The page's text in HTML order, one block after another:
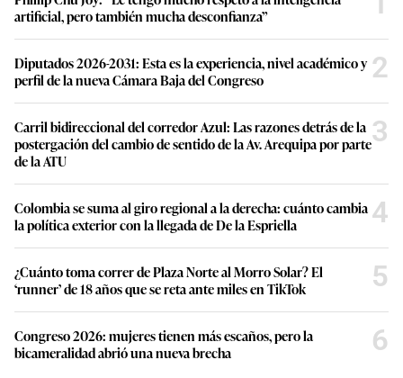
artificial, pero también mucha desconfianza”
Diputados 2026-2031: Esta es la experiencia, nivel académico y
perfil de la nueva Cámara Baja del Congreso
2
Carril bidireccional del corredor Azul: Las razones detrás de la
postergación del cambio de sentido de la Av. Arequipa por parte
de la ATU
3
Colombia se suma al giro regional a la derecha: cuánto cambia
la política exterior con la llegada de De la Espriella
4
¿Cuánto toma correr de Plaza Norte al Morro Solar? El
‘runner’ de 18 años que se reta ante miles en TikTok
5
Congreso 2026: mujeres tienen más escaños, pero la
bicameralidad abrió una nueva brecha
6